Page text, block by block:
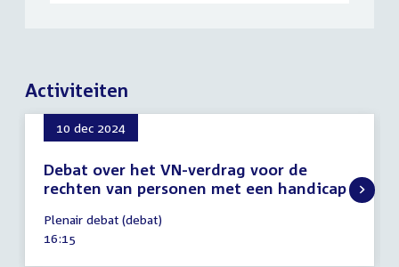
Activiteiten
10 dec 2024
Debat over het VN-verdrag voor de
rechten van personen met een handicap
december
2024
Plenair debat (debat)
Tijd
16:15